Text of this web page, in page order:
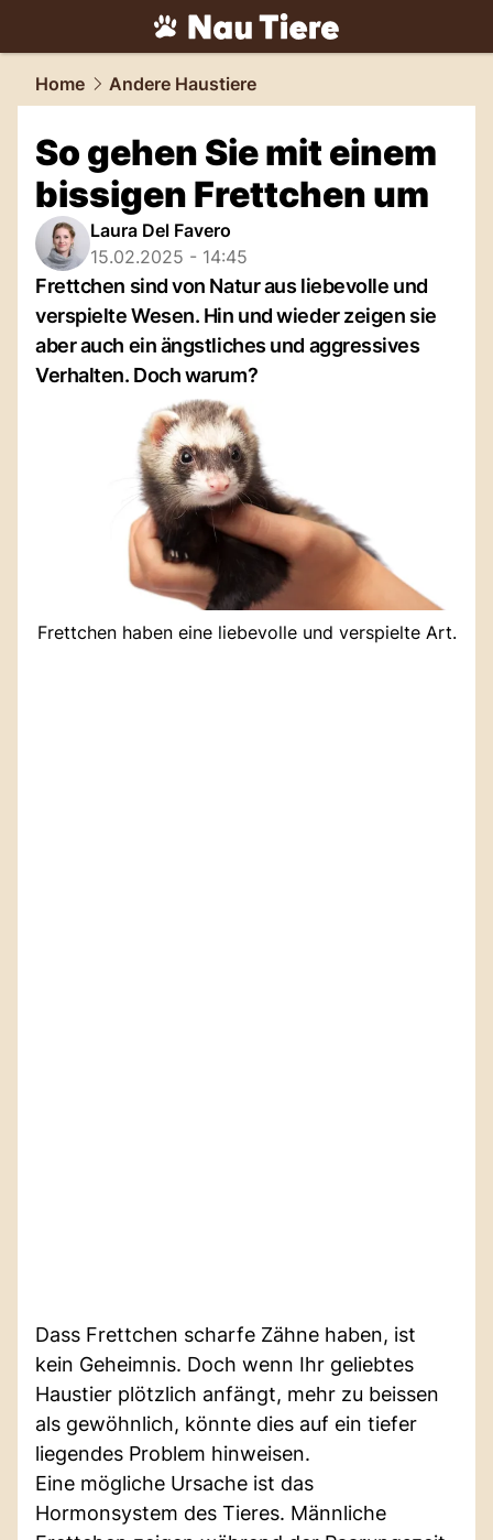
tiere.NAU.ch
Home Andere Haustiere
So gehen Sie mit einem
bissigen Frettchen um
Laura Del Favero
15.02.2025 - 14:45
Frettchen sind von Natur aus liebevolle und
verspielte Wesen. Hin und wieder zeigen sie
aber auch ein ängstliches und aggressives
Verhalten. Doch warum?
Frettchen haben eine liebevolle und verspielte Art.
Dass Frettchen scharfe Zähne haben, ist
kein Geheimnis. Doch wenn Ihr geliebtes
Haustier plötzlich anfängt, mehr zu beissen
als gewöhnlich, könnte dies auf ein tiefer
liegendes Problem hinweisen.
Eine mögliche Ursache ist das
Hormonsystem des Tieres. Männliche